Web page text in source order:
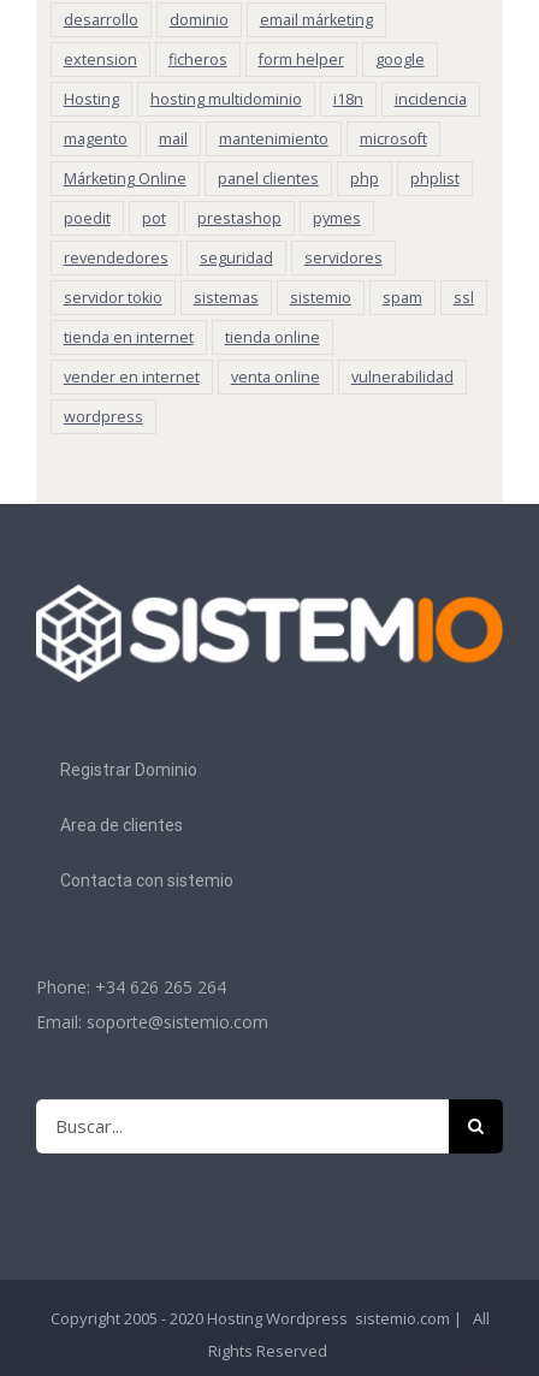
desarrollo
dominio
email márketing
extension
ficheros form helper
google
Hosting
hosting multidominio i18n
incidencia
magento
mail mantenimiento
microsoft
Márketing Online
panel clientes php
phplist
poedit
pot prestashop
pymes
revendedores
seguridad
servidores
servidor tokio
sistemas sistemio spam
ssl
tienda en internet
tienda online
vender en internet
venta online
vulnerabilidad
wordpress
Registrar Dominio
Area de clientes
Contacta con sistemio
Phone: +34 626 265 264
Email: soporte@sistemio.com
Copyright 2005 - 2020 Hosting Wordpress sistemio.com | All
Rights Reserved